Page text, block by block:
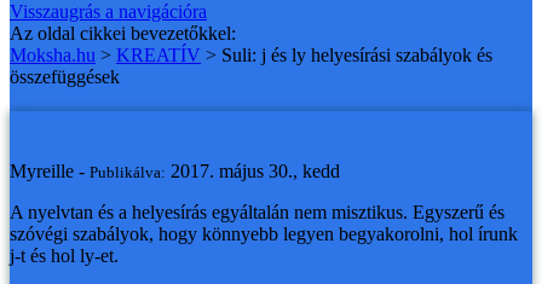
Visszaugrás a navigációra
Az oldal cikkei bevezetőkkel:
Moksha.hu > KREATÍV > Suli: j és ly helyesírási szabályok és
összefüggések
Myreille - Publikálva: 2017. május 30., kedd
A nyelvtan és a helyesírás egyáltalán nem misztikus. Egyszerű és
szóvégi szabályok, hogy könnyebb legyen begyakorolni, hol írunk
j-t és hol ly-et.